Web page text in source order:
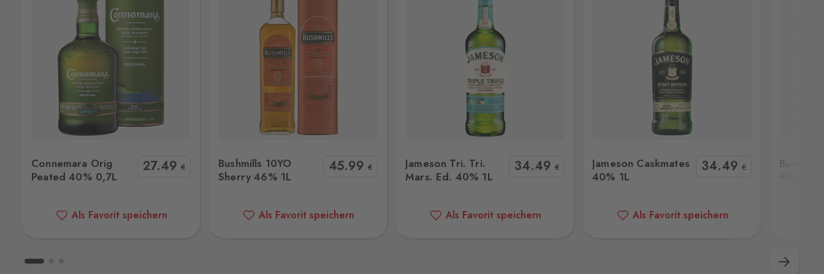
Hřensko
Schmilka
Hřensko 87, Hřensko,
25 Stk.
Klingenthal
Hraničná 11, Kraslice,
18 Stk.
Loučná 198, Loučná pod Klínovcem -
Vejprty,
6 Stk.
Mikulov
Drasenhofen
59 Stk.
Connemara Orig
Peated 40% 0,7L
27.49 €
Als Favorit speichern
Bushmills 10YO
Sherry 46% 1L
45.99 €
Als Favorit speichern
Jameson Tri. Tri.
Mars. Ed. 40% 1L
34.49 €
Als Favorit speichern
Jameson Caskmates
40% 1L
34.49 €
Als Favorit speichern